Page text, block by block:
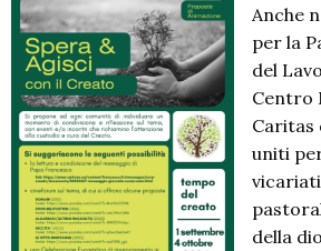
Anche
per la
del
Centro
Caritas
uniti
della